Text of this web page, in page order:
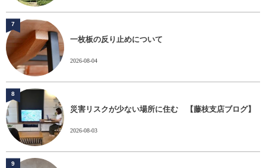
一枚板の反り止めについて
2026-08-04
7
災害リスクが少ない場所に住む 【藤枝支店ブログ】
2026-08-03
8
9